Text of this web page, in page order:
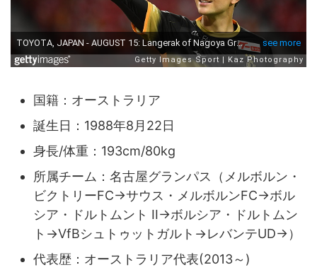
国籍：オーストラリア
誕生日：1988年8月22日
身長/体重：193cm/80kg
所属チーム：名古屋グランパス（メルボルン・
ビクトリーFC→サウス・メルボルンFC→ボル
シア・ドルトムント II→ボルシア・ドルトムン
ト→VfBシュトゥットガルト→レバンテUD→）
代表歴：オーストラリア代表(2013～)